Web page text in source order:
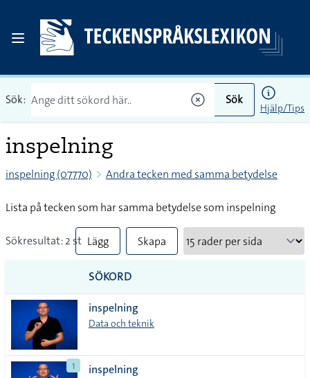
Sök: Sök
Hjälp/Tips
inspelning
inspelning (07770) Andra tecken med samma betydelse
Lista på tecken som har samma betydelse som inspelning
Sökresultat: 2 st Lägg
till
alla i
lista
Skapa
SÖKORD
inspelning
Data och teknik
1 inspelning